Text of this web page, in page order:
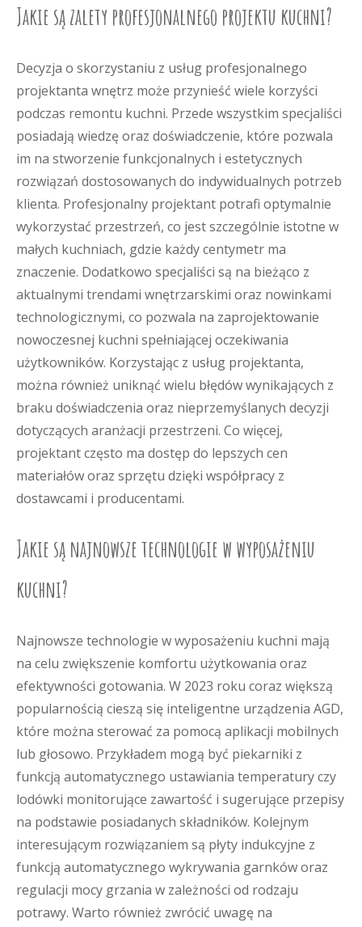
Jakie są zalety profesjonalnego projektu kuchni?
Decyzja o skorzystaniu z usług profesjonalnego
projektanta wnętrz może przynieść wiele korzyści
podczas remontu kuchni. Przede wszystkim specjaliści
posiadają wiedzę oraz doświadczenie, które pozwala
im na stworzenie funkcjonalnych i estetycznych
rozwiązań dostosowanych do indywidualnych potrzeb
klienta. Profesjonalny projektant potrafi optymalnie
wykorzystać przestrzeń, co jest szczególnie istotne w
małych kuchniach, gdzie każdy centymetr ma
znaczenie. Dodatkowo specjaliści są na bieżąco z
aktualnymi trendami wnętrzarskimi oraz nowinkami
technologicznymi, co pozwala na zaprojektowanie
nowoczesnej kuchni spełniającej oczekiwania
użytkowników. Korzystając z usług projektanta,
można również uniknąć wielu błędów wynikających z
braku doświadczenia oraz nieprzemyślanych decyzji
dotyczących aranżacji przestrzeni. Co więcej,
projektant często ma dostęp do lepszych cen
materiałów oraz sprzętu dzięki współpracy z
dostawcami i producentami.
Jakie są najnowsze technologie w wyposażeniu
kuchni?
Najnowsze technologie w wyposażeniu kuchni mają
na celu zwiększenie komfortu użytkowania oraz
efektywności gotowania. W 2023 roku coraz większą
popularnością cieszą się inteligentne urządzenia AGD,
które można sterować za pomocą aplikacji mobilnych
lub głosowo. Przykładem mogą być piekarniki z
funkcją automatycznego ustawiania temperatury czy
lodówki monitorujące zawartość i sugerujące przepisy
na podstawie posiadanych składników. Kolejnym
interesującym rozwiązaniem są płyty indukcyjne z
funkcją automatycznego wykrywania garnków oraz
regulacji mocy grzania w zależności od rodzaju
potrawy. Warto również zwrócić uwagę na